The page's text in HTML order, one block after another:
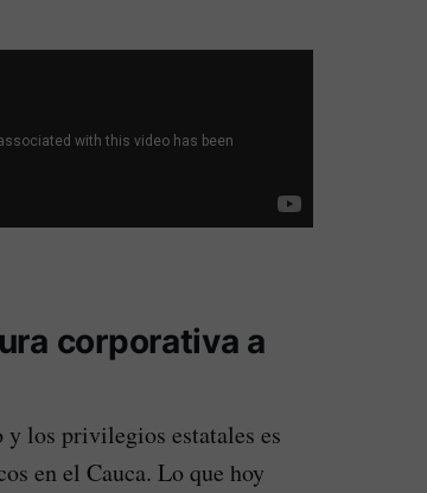
corporativa a
los privilegios estatales es
en el Cauca. Lo que hoy